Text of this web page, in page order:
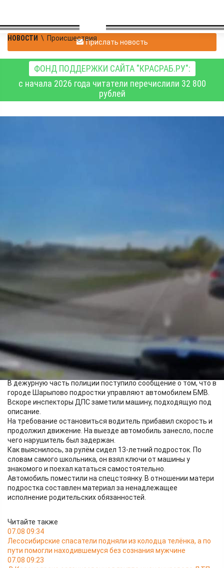
НОВОСТИ \ ПроисшествияПрислать новость
ФОНД ПОДДЕРЖКИ САЙТА "КРАСРАБ.РУ":
с начала 2026 года читатели перечислили 32 800
рублей
Происшествия
08.06.2026 18:22
В дежурную часть полиции поступило сообщение о том, что в
городе Шарыпово подростки управляют автомобилем БМВ.
Вскоре инспекторы ДПС заметили машину, подходящую под
описание.
На требование остановиться водитель прибавил скорость и
продолжил движение. На выезде автомобиль занесло, после
чего нарушитель был задержан.
Как выяснилось, за рулём сидел 13-летний подросток. По
словам самого школьника, он взял ключи от машины у
знакомого и поехал кататься самостоятельно.
Автомобиль поместили на спецстоянку. В отношении матери
подростка составлен материал за ненадлежащее
исполнение родительских обязанностей.
Читайте также
07.08 09:34
Лесосибирские спасатели подняли из колодца телёнка, а по
пути помогли находившемуся без сознания мужчине
07.08 09:23